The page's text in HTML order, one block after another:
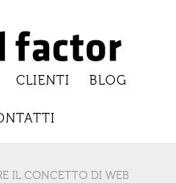
CLIENTI BLOG
IL CONCETTO DI WEB